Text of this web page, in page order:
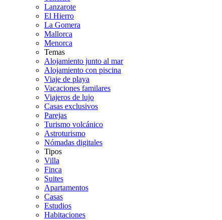
Lanzarote
El Hierro
La Gomera
Mallorca
Menorca
Temas
Alojamiento junto al mar
Alojamiento con piscina
Viaje de playa
Vacaciones familares
Viajeros de lujo
Casas exclusivos
Parejas
Turismo volcánico
Astroturismo
Nómadas digitales
Tipos
Villa
Finca
Suites
Apartamentos
Casas
Estudios
Habitaciones